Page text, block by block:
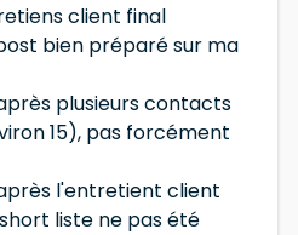
client final
bien préparé sur ma
plusieurs contacts
15), pas forcément
l'entretient client
liste ne pas été